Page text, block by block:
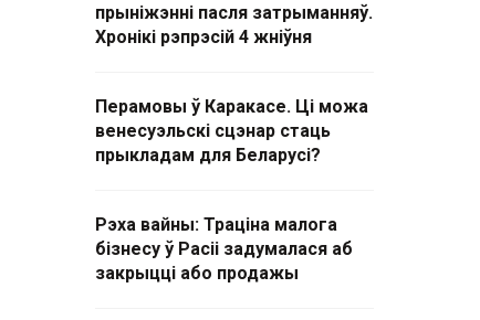
прыніжэнні пасля затрыманняў.
Хронікі рэпрэсій 4 жніўня
Перамовы ў Каракасе. Ці можа
венесуэльскі сцэнар стаць
прыкладам для Беларусі?
Рэха вайны: Траціна малога
бізнесу ў Расіі задумалася аб
закрыцці або продажы